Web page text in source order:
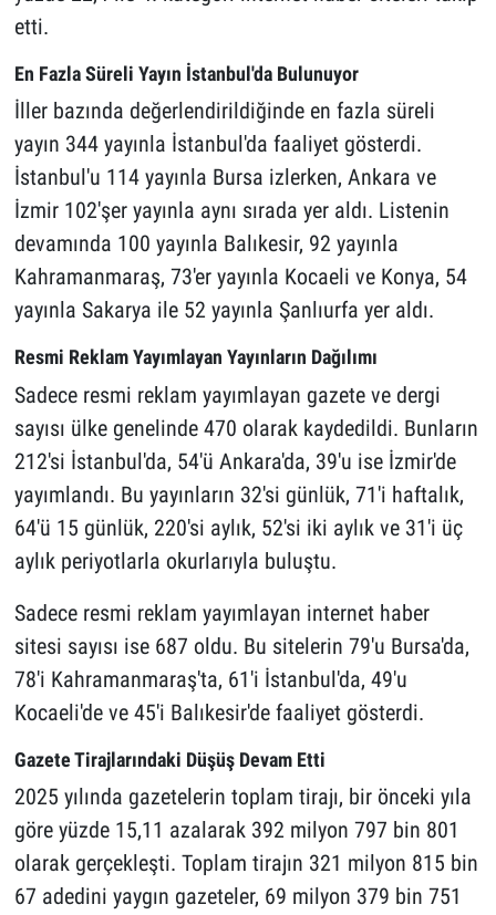
etti.
En Fazla Süreli Yayın İstanbul'da Bulunuyor
İller bazında değerlendirildiğinde en fazla süreli
yayın 344 yayınla İstanbul'da faaliyet gösterdi.
İstanbul'u 114 yayınla Bursa izlerken, Ankara ve
İzmir 102'şer yayınla aynı sırada yer aldı. Listenin
devamında 100 yayınla Balıkesir, 92 yayınla
Kahramanmaraş, 73'er yayınla Kocaeli ve Konya, 54
yayınla Sakarya ile 52 yayınla Şanlıurfa yer aldı.
Resmi Reklam Yayımlayan Yayınların Dağılımı
Sadece resmi reklam yayımlayan gazete ve dergi
sayısı ülke genelinde 470 olarak kaydedildi. Bunların
212'si İstanbul'da, 54'ü Ankara'da, 39'u ise İzmir'de
yayımlandı. Bu yayınların 32'si günlük, 71'i haftalık,
64'ü 15 günlük, 220'si aylık, 52'si iki aylık ve 31'i üç
aylık periyotlarla okurlarıyla buluştu.
Sadece resmi reklam yayımlayan internet haber
sitesi sayısı ise 687 oldu. Bu sitelerin 79'u Bursa'da,
78'i Kahramanmaraş'ta, 61'i İstanbul'da, 49'u
Kocaeli'de ve 45'i Balıkesir'de faaliyet gösterdi.
Gazete Tirajlarındaki Düşüş Devam Etti
2025 yılında gazetelerin toplam tirajı, bir önceki yıla
göre yüzde 15,11 azalarak 392 milyon 797 bin 801
olarak gerçekleşti. Toplam tirajın 321 milyon 815 bin
67 adedini yaygın gazeteler, 69 milyon 379 bin 751